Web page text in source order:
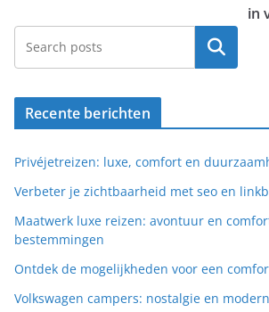
in
Search
Recente berichten
Privéjetreizen: luxe, comfort en
Verbeter je zichtbaarheid met seo en
Maatwerk luxe reizen: avontuur en
bestemmingen
Ontdek de mogelijkheden voor een
Volkswagen campers: nostalgie en